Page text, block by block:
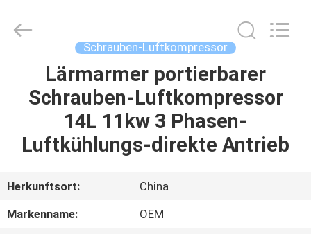
HAUSE
PRODUKTE
ÜBER
UNS
Schrauben-Luftkompressor
Lärmarmer portierbarer
Schrauben-Luftkompressor
14L 11kw 3 Phasen-
Luftkühlungs-direkte Antrieb
Herkunftsort:
China
Markenname:
OEM